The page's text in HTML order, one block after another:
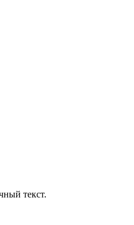
текст.